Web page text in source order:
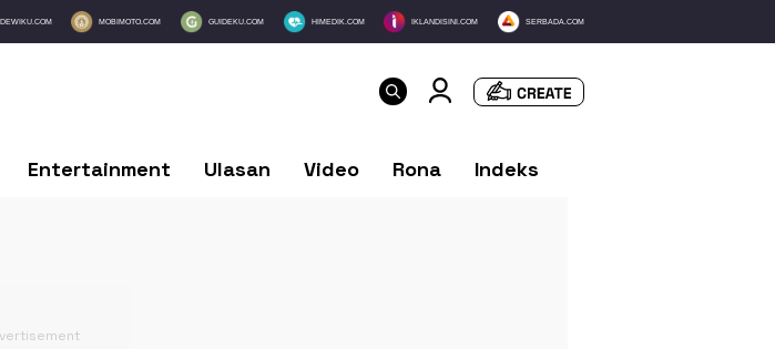
DEWIKU.COM MOBIMOTO.COM GUIDEKU.COM HIMEDIK.COM IKLANDISINI.COM SERBADA.COM
Entertainment Ulasan Video Rona Indeks